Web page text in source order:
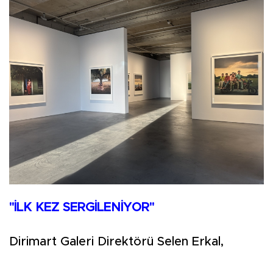
"İLK KEZ SERGİLENİYOR"
Dirimart Galeri Direktörü Selen Erkal,